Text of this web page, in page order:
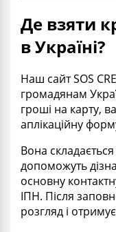
Де взяти
в Україні?
Наш сайт SOS
громадянам
гроші на карту,
аплікаційну
Вона складається
допоможуть
основну
ІПН. Після
розгляд і